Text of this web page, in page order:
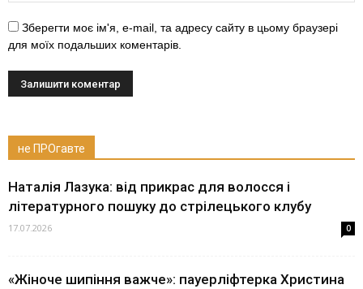
Зберегти моє ім'я, e-mail, та адресу сайту в цьому браузері
для моїх подальших коментарів.
не ПРОгавте
Наталія Лазука: від прикрас для волосся і
літературного пошуку до стрілецького клубу
17.07.2026 0
«Жіноче шипіння важче»: пауерліфтерка Христина